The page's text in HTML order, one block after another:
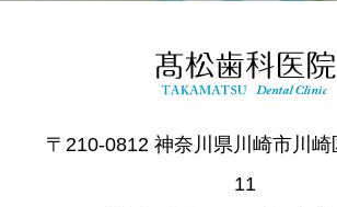
〒210-0812 神奈川県川崎市川
11